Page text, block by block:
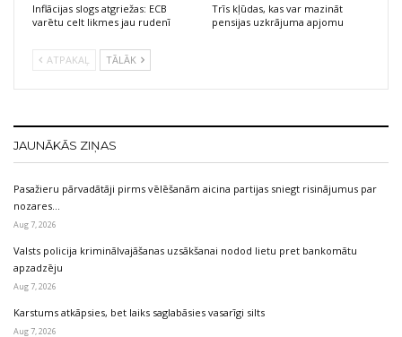
Inflācijas slogs atgriežas: ECB
varētu celt likmes jau rudenī
Trīs kļūdas, kas var mazināt
pensijas uzkrājuma apjomu
ATPAKAĻ TĀLĀK
JAUNĀKĀS ZIŅAS
Pasažieru pārvadātāji pirms vēlēšanām aicina partijas sniegt risinājumus par
nozares…
Aug 7, 2026
Valsts policija kriminālvajāšanas uzsākšanai nodod lietu pret bankomātu
apzadzēju
Aug 7, 2026
Karstums atkāpsies, bet laiks saglabāsies vasarīgi silts
Aug 7, 2026